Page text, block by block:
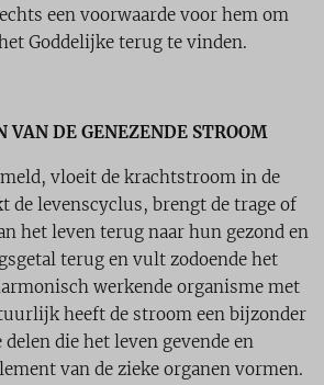
een voorwaarde voor hem om
Goddelijke terug te vinden.
VAN DE GENEZENDE STROOM
vloeit de krachtstroom in de
de levenscyclus, brengt de trage of
het leven terug naar hun gezond en
terug en vult zodoende het
werkende organisme met
heeft de stroom een bijzonder
die het leven gevende en
van de zieke organen vormen.